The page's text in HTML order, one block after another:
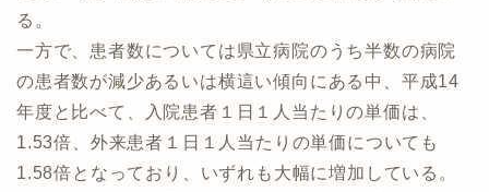
る。
一方で、患者数については県立病院のうち半数の病院
の患者数が減少あるいは横這い傾向にある中、平成14
年度と比べて、入院患者１日１人当たりの単価は、
1.53倍、外来患者１日１人当たりの単価についても
1.58倍となっており、いずれも大幅に増加している。